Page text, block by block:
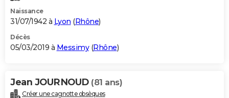
Naissance
31/07/1942 à Lyon (Rhône)
Décès
05/03/2019 à Messimy(Rhône)
Jean JOURNOUD (81 ans)
Créer une cagnotte obsèques